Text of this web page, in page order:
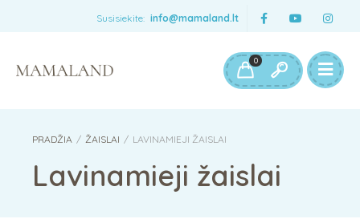
Susisiekite: info@mamaland.lt
0
PRADŽIA / ŽAISLAI / LAVINAMIEJI ŽAISLAI
Lavinamieji žaislai